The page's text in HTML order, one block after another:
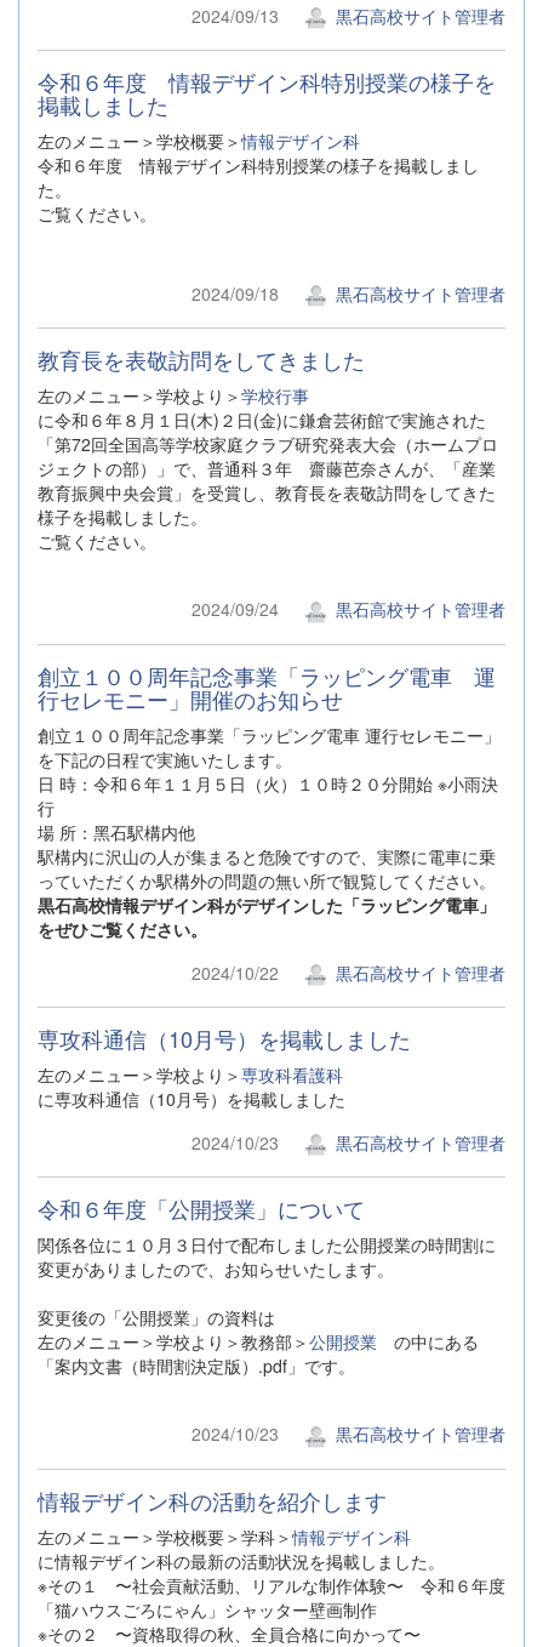
2024/09/13 黒石高校サイト管理者
令和６年度 情報デザイン科特別授業の様子を
掲載しました
左のメニュー＞学校概要＞情報デザイン科
令和６年度 情報デザイン科特別授業の様子を掲載しまし
た。
ご覧ください。
2024/09/18 黒石高校サイト管理者
教育長を表敬訪問をしてきました
左のメニュー＞学校より＞学校行事
に令和６年８月１日(木)２日(金)に鎌倉芸術館で実施された
「第72回全国高等学校家庭クラブ研究発表大会（ホームプロ
ジェクトの部）」で、普通科３年 齋藤芭奈さんが、「産業
教育振興中央会賞」を受賞し、教育長を表敬訪問をしてきた
様子を掲載しました。
ご覧ください。
2024/09/24 黒石高校サイト管理者
創立１００周年記念事業「ラッピング電車 運
行セレモニー」開催のお知らせ
創⽴１００周年記念事業「ラッピング電⾞ 運⾏セレモニー」
を下記の日程で実施いたします。
⽇ 時：令和６年１１⽉５⽇（⽕）１０時２０分開始 ※⼩⾬決
⾏
場 所：⿊⽯駅構内他
駅構内に沢山の人が集まると危険ですので、実際に電車に乗
っていただくか駅構外の問題の無い所で観覧してください。
黒石高校情報デザイン科がデザインした「ラッピング電車」
をぜひご覧ください。
2024/10/22
黒石高校サイト管理者
専攻科通信（10月号）を掲載しました
左のメニュー＞学校より＞専攻科看護科
に専攻科通信（10月号）を掲載しました
2024/10/23
黒石高校サイト管理者
令和６年度「公開授業」について
関係各位に１０月３日付で配布しました公開授業の時間割に
変更がありましたので、お知らせいたします。
変更後の「公開授業」の資料は
左のメニュー＞学校より＞教務部＞公開授業 の中にある
「案内文書（時間割決定版）.pdf」です。
2024/10/23 黒石高校サイト管理者
情報デザイン科の活動を紹介します
左のメニュー＞学校概要＞学科＞情報デザイン科
に情報デザイン科の最新の活動状況を掲載しました。
※その１ 〜社会貢献活動、リアルな制作体験〜 令和６年度
「猫ハウスごろにゃん」シャッター壁画制作
※その２ 〜資格取得の秋、全員合格に向かって〜